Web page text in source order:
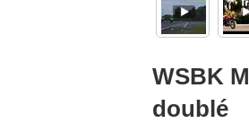
WSBK
doublé